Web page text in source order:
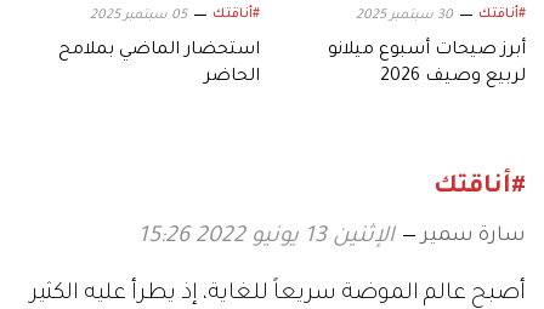
#أناقتك 30 سبتمبر 2025
أبرز صيحات أسبوع ميلانو
لربيع وصيف 2026
#أناقتك 05 سبتمبر 2025
استحضار الماضي بملامح
الحاضر
#أناقتك
سارة سمير الإثنين 13 يونيو 2022 15:26
أصبح عالم الموضة سريعاً للغاية، إذ يطرأ عليه الكثير